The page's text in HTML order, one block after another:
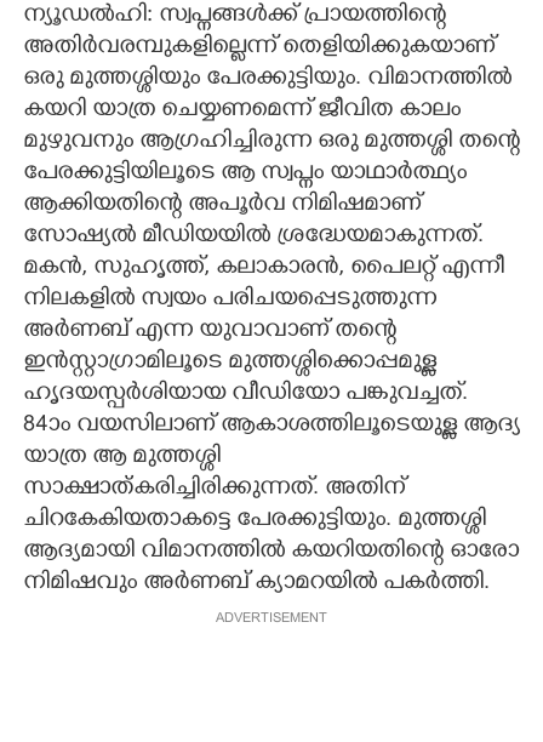
CARTOONS
LITERATURE
ZOOM
CONTACT US
ന്യൂഡൽഹി: സ്വപ്നങ്ങൾക്ക് പ്രായത്തിന്റെ
അതിർവരമ്പുകളില്ലെന്ന് തെളിയിക്കുകയാണ്
ഒരു മുത്തശ്ശിയും പേരക്കുട്ടിയും. വിമാനത്തിൽ
കയറി യാത്ര ചെയ്യണമെന്ന് ജീവിത കാലം
മുഴുവനും ആഗ്രഹിച്ചിരുന്ന ഒരു മുത്തശ്ശി തന്റെ
പേരക്കുട്ടിയിലൂടെ ആ സ്വപ്നം യാഥാർത്ഥ്യം
ആക്കിയതിന്റെ അപൂർവ നിമിഷമാണ്
സോഷ്യൽ മീഡിയയിൽ ശ്രദ്ധേയമാകുന്നത്.
മകൻ, സുഹൃത്ത്, കലാകാരൻ, പൈലറ്റ് എന്നീ
നിലകളിൽ സ്വയം പരിചയപ്പെടുത്തുന്ന
അർണബ് എന്ന യുവാവാണ് തന്റെ
ഇൻസ്റ്റാഗ്രാമിലൂടെ മുത്തശ്ശിക്കൊപ്പമുള്ള
ഹൃദയസ്പർശിയായ വീഡിയോ പങ്കുവച്ചത്.
84ാം വയസിലാണ് ആകാശത്തിലൂടെയുള്ള ആദ്യ
യാത്ര ആ മുത്തശ്ശി
സാക്ഷാത്കരിച്ചിരിക്കുന്നത്. അതിന്
ചിറകേകിയതാകട്ടെ പേരക്കുട്ടിയും. മുത്തശ്ശി
ആദ്യമായി വിമാനത്തിൽ കയറിയതിന്റെ ഓരോ
നിമിഷവും അർണബ് ക്യാമറയിൽ പകർത്തി.
ADVERTISEMENT